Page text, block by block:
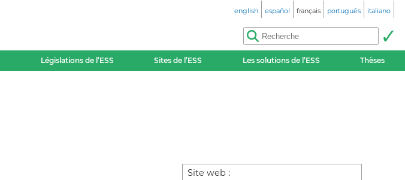
english español français português italiano
Législations de l’ESS Sites de l’ESS Les solutions de l’ESS Thèses
Site web :